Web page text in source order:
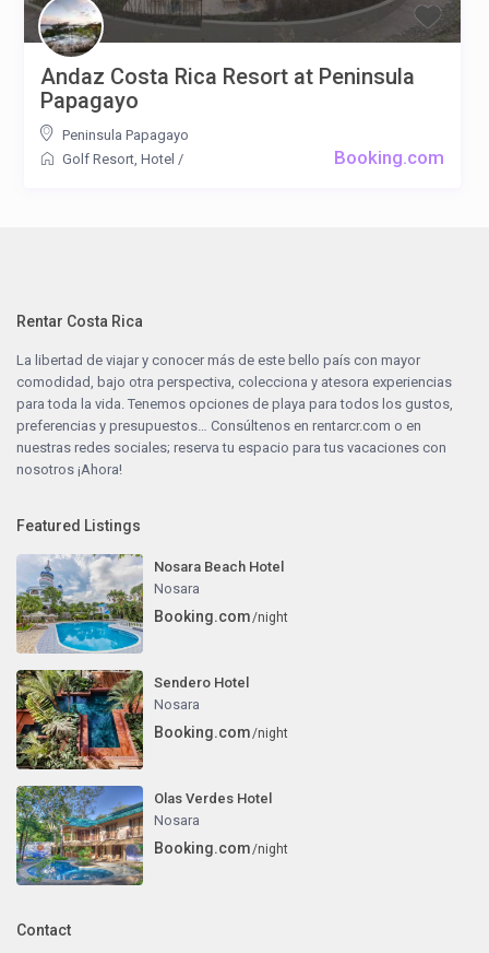
Booking.com
Andaz Costa Rica Resort at Peninsula
Papagayo
Peninsula Papagayo
Golf Resort, Hotel /
Rentar Costa Rica
La libertad de viajar y conocer más de este bello país con mayor
comodidad, bajo otra perspectiva, colecciona y atesora experiencias
para toda la vida. Tenemos opciones de playa para todos los gustos,
preferencias y presupuestos… Consúltenos enrentarcr.com o en
nuestras redes sociales; reserva tu espacio para tus vacaciones con
nosotros ¡Ahora!
Featured Listings
Nosara Beach Hotel
Nosara
Booking.com/night
Sendero Hotel
Nosara
Booking.com/night
Olas Verdes Hotel
Nosara
Booking.com/night
Contact